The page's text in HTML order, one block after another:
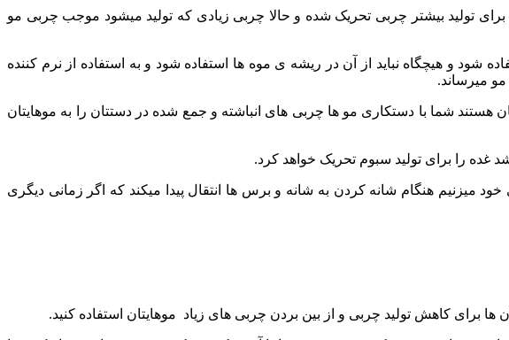
تولید بیشتر چربی تحریک شده و حالا چربی زیادی که تولید میشود موجب چربی مو
و هیچگاه نباید از آن در ریشه ی موه ها استفاده شود و به استفاده از نرم کننده
میرساند.
هستند شما با دستکاری مو ها چربی های انباشته و جمع شده در دستتان را به موهایتان
غده را برای تولید سبوم تحریک خواهد کرد.
هنگام شانه کردن به شانه و برس ها انتقال پیدا میکند که اگر زمانی دیگری
برای کاهش تولید چربی و از بین بردن چربی های زیاد موهایتان استفاده کنید.